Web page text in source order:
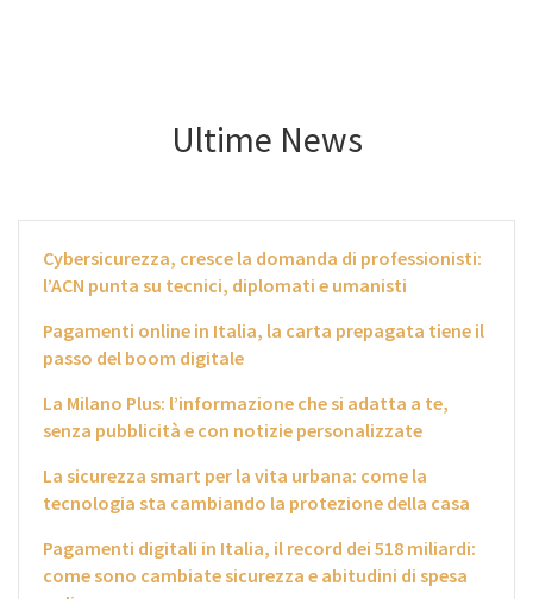
Ultime News
Cybersicurezza, cresce la domanda di professionisti:
l’ACN punta su tecnici, diplomati e umanisti
Pagamenti online in Italia, la carta prepagata tiene il
passo del boom digitale
La Milano Plus: l’informazione che si adatta a te,
senza pubblicità e con notizie personalizzate
La sicurezza smart per la vita urbana: come la
tecnologia sta cambiando la protezione della casa
Pagamenti digitali in Italia, il record dei 518 miliardi:
come sono cambiate sicurezza e abitudini di spesa